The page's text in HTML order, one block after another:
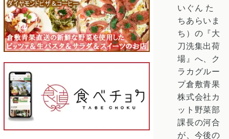
いぐん た
ちあらいま
ち）の『大
刀洗集出荷
場』へ、ク
ラカグルー
プ倉敷青果
株式会社カ
ット野菜部
課長の河合
が、今後の